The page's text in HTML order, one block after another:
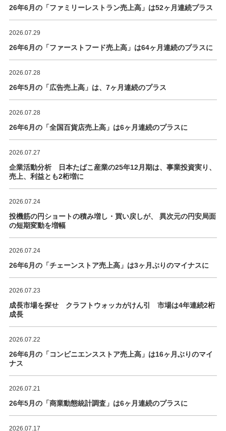
26年6月の「ファミリーレストラン売上高」は52ヶ月連続プラス
2026.07.29
26年6月の「ファーストフード売上高」は64ヶ月連続のプラスに
2026.07.28
26年5月の「広告売上高」は、7ヶ月連続のプラス
2026.07.28
26年6月の「全国百貨店売上高」は6ヶ月連続のプラスに
2026.07.27
企業活動分析 日本たばこ産業の25年12月期は、事業投資実り、
売上、利益とも2桁増に
2026.07.24
投機筋の円ショートの積み増し・買い戻しが、 異次元の円安局面
の短期変動を増幅
2026.07.24
26年6月の「チェーンストア売上高」は3ヶ月ぶりのマイナスに
2026.07.23
成長市場を探せ クラフトウォッカがけん引 市場は4年連続2桁
成長
2026.07.22
26年6月の「コンビニエンスストア売上高」は16ヶ月ぶりのマイ
ナス
2026.07.21
26年5月の「商業動態統計調査」は6ヶ月連続のプラスに
2026.07.17